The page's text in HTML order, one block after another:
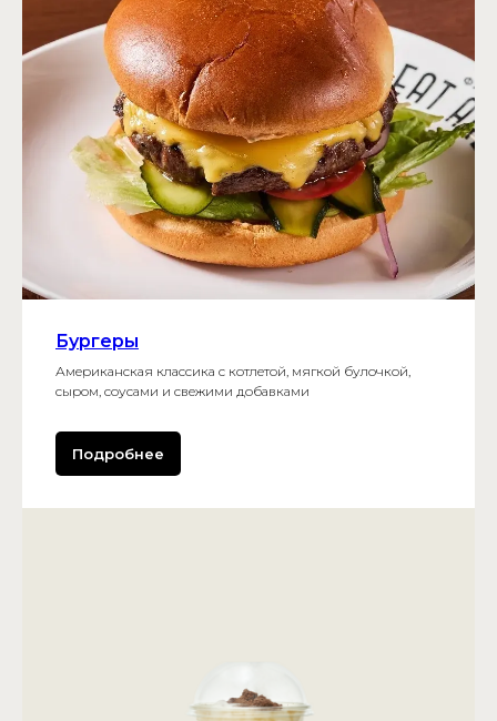
Бургеры
Американская классика с котлетой, мягкой булочкой,
сыром, соусами и свежими добавками
Подробнее